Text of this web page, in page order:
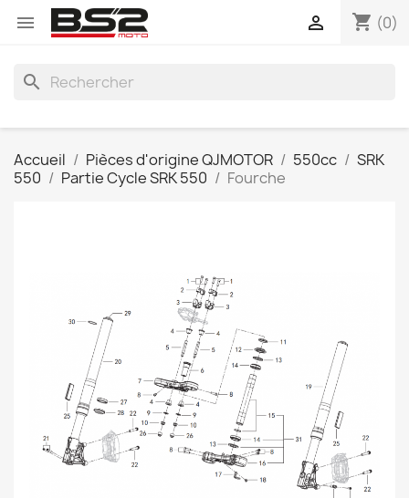
 shopping_cart (0)

search
Accueil Pièces d'origine QJMOTOR 550cc
SRK
550
Partie Cycle SRK 550 Fourche